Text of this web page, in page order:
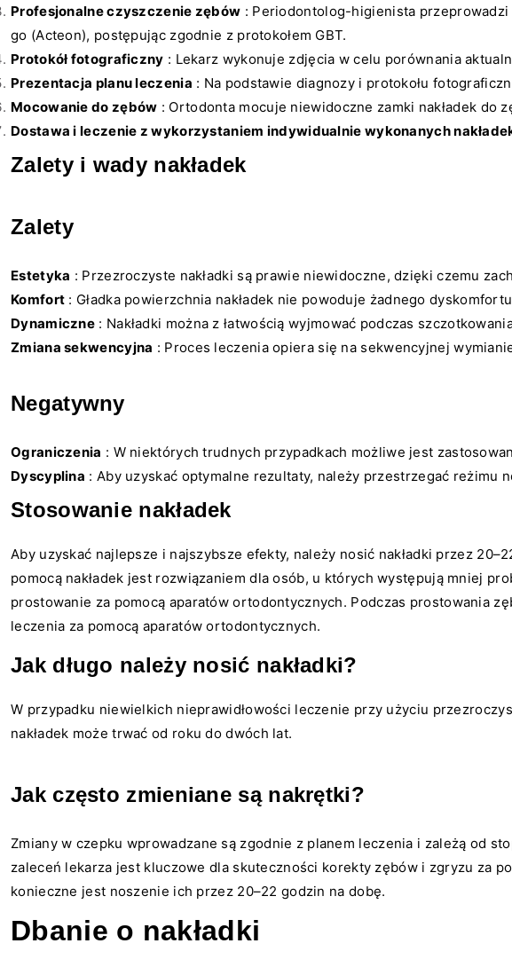
Profesjonalne czyszczenie zębów : Periodontolog-higienista
go (Acteon), postępując zgodnie z protokołem GBT.
Protokół fotograficzny : Lekarz wykonuje zdjęcia w celu porównania
Prezentacja planu leczenia : Na podstawie diagnozy i protokołu
Mocowanie do zębów : Ortodonta mocuje niewidoczne zamki nakładek do
Dostawa i leczenie z wykorzystaniem indywidualnie wykonanych
Zalety i wady nakładek
Zalety
Estetyka : Przezroczyste nakładki są prawie niewidoczne, dzięki czemu
Komfort : Gładka powierzchnia nakładek nie powoduje żadnego
Dynamiczne : Nakładki można z łatwością wyjmować podczas
Zmiana sekwencyjna : Proces leczenia opiera się na sekwencyjnej
Negatywny
Ograniczenia : W niektórych trudnych przypadkach możliwe jest
Dyscyplina : Aby uzyskać optymalne rezultaty, należy przestrzegać reżimu
Stosowanie nakładek
Aby uzyskać najlepsze i najszybsze efekty, należy nosić nakładki przez
pomocą nakładek jest rozwiązaniem dla osób, u których występują mniej
prostowanie za pomocą aparatów ortodontycznych. Podczas prostowania
leczenia za pomocą aparatów ortodontycznych.
Jak długo należy nosić nakładki?
W przypadku niewielkich nieprawidłowości leczenie przy użyciu
nakładek może trwać od roku do dwóch lat.
Jak często zmieniane są nakrętki?
Zmiany w czepku wprowadzane są zgodnie z planem leczenia i zależą od
zaleceń lekarza jest kluczowe dla skuteczności korekty zębów i zgryzu za
konieczne jest noszenie ich przez 20–22 godzin na dobę.
Dbanie o nakładki